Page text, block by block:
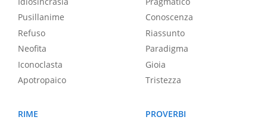
Pusillanime
Refuso
Neofita
Iconoclasta
Apotropaico
Conoscenza
Riassunto
Paradigma
Gioia
Tristezza
RIME
PROVERBI